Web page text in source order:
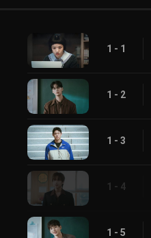
1 - 1
1 - 2
1 - 3
1 - 4
1 - 5